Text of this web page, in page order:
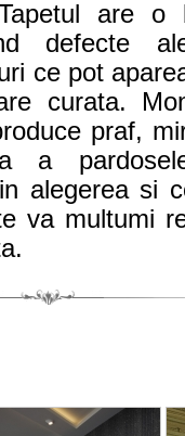
are o
defecte
ce pot
curata.
praf,
a
alegerea si
va multumi